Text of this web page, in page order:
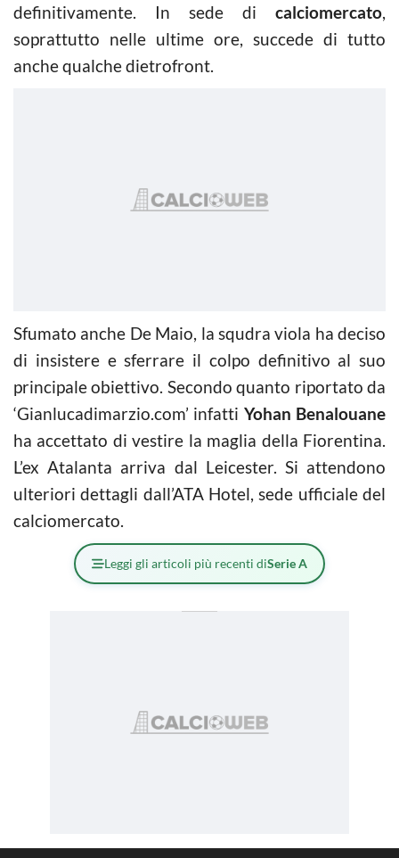
definitivamente. In sede di calciomercato,
soprattutto nelle ultime ore, succede di tutto
anche qualche dietrofront.
Sfumato anche De Maio, la squdra viola ha deciso
di insistere e sferrare il colpo definitivo al suo
principale obiettivo. Secondo quanto riportato da
‘Gianlucadimarzio.com’ infatti Yohan Benalouane
ha accettato di vestire la maglia della Fiorentina.
L’ex Atalanta arriva dal Leicester. Si attendono
ulteriori dettagli dall’ATA Hotel, sede ufficiale del
calciomercato.
Leggi gli articoli più recenti diSerie A